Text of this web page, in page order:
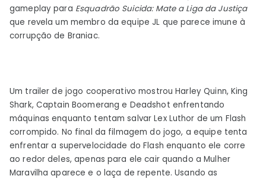
gameplay para Esquadrão Suicida: Mate a Liga da Justiça
que revela um membro da equipe JL que parece imune à
corrupção de Braniac.
Um trailer de jogo cooperativo mostrou Harley Quinn, King
Shark, Captain Boomerang e Deadshot enfrentando
máquinas enquanto tentam salvar Lex Luthor de um Flash
corrompido. No final da filmagem do jogo, a equipe tenta
enfrentar a supervelocidade do Flash enquanto ele corre
ao redor deles, apenas para ele cair quando a Mulher
Maravilha aparece e o laça de repente. Usando as